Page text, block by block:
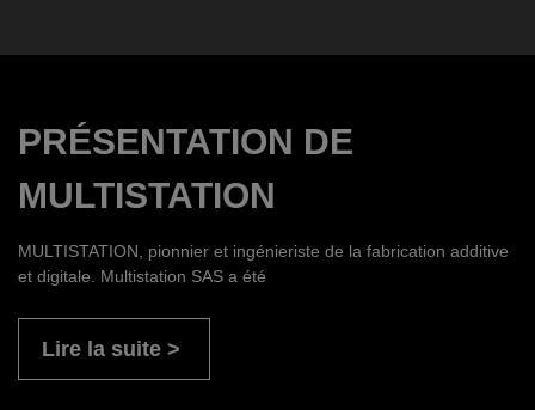
PRÉSENTATION DE
MULTISTATION
MULTISTATION, pionnier et ingénieriste de la fabrication additive
et digitale. Multistation SAS a été
Lire la suite